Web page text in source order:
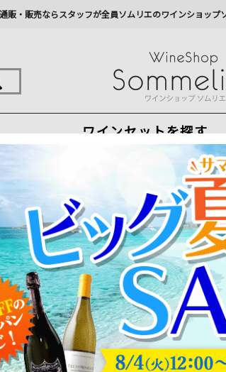
販・販売ならスタッフが全員ソムリエのワインショップ
ワインセットを探す
今から注文で
最新の出荷スケジュー
により九州への配送に遅れが生じて
通販 > ティニャネロ アンティノリ 1995年 イ
イタリアの名門中の名門“アン
ティニャネロ アンテ
商品番号：2101120003648
品切 290 ポイント 進呈